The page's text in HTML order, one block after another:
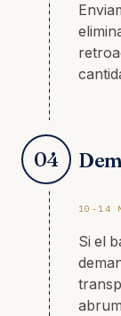
04
10-14
Si el